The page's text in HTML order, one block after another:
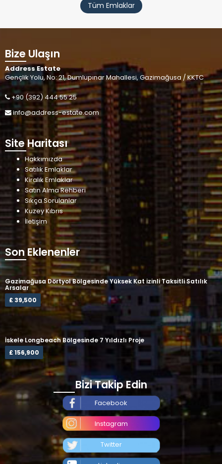
Tüm Emlaklar
Bize Ulaşın
Address Estate
Gençlik Yolu, No: 21, Dumlupınar Mahallesi, Gazimağusa / KKTC
+90 (392) 444 55 25
info@address-estate.com
Site Haritası
Hakkımızda
Satılık Emlaklar
Kiralık Emlaklar
Satın Alma Rehberi
Sıkça Sorulanlar
Kuzey Kıbrıs
İletişim
Son Eklenenler
Gazimağusa Dörtyol Bölgesinde Yüksek Kat izinli Taksitli Satılık
Arsalar
£ 39,500
İskele Longbeach Bölgesinde 7 Yıldızlı Proje
£ 156,900
Bizi Takip Edin
Facebook
Instagram
Twitter